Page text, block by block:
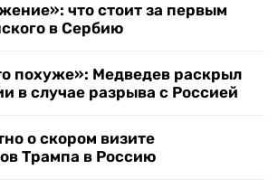
что стоит за первым
в Сербию
похуже»: Медведев раскрыл
в случае разрыва с Россией
о скором визите
Трампа в Россию